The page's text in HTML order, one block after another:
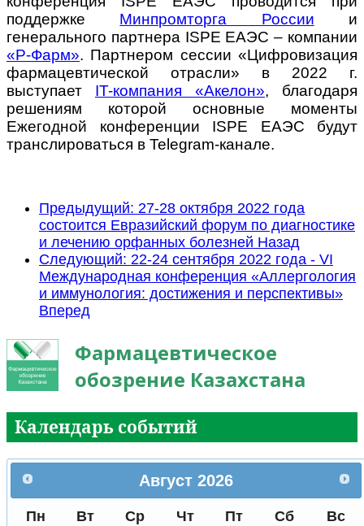
поддержке Минпромторга России и
генерального партнера ISPE ЕАЭС – компании
«Р-Фарм». Партнером сессии «Цифровизация
фармацевтической отрасли» в 2022 г.
выступает IT-компания «Акелон», благодаря
решениям которой основные моменты
Ежегодной конференции ISPE ЕАЭС будут
транслироваться в Telegram-канале.
Предыдущий: 27-28 октября 2022 года
состоится Евразийский форум по диагностике
и лечению орфанных болезней Назад
Следующий: 22-24 сентября 2022 года - VI
Международная конференция «Аллергология
и иммунология: достижения и перспективы»
Вперед
Фармацевтическое
обозрение Казахстана
Календарь событий
Август 2026
Пн Вт Ср Чт Пт Сб
Вс